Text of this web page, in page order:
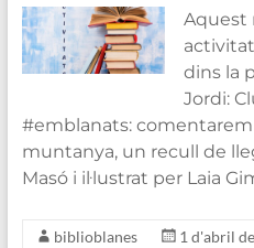
Aquest
dins la
Jordi:
#emblanats: comentarem
muntanya, un recull de
Masó i il·lustrat per Laia
biblioblanes 1 d'abril